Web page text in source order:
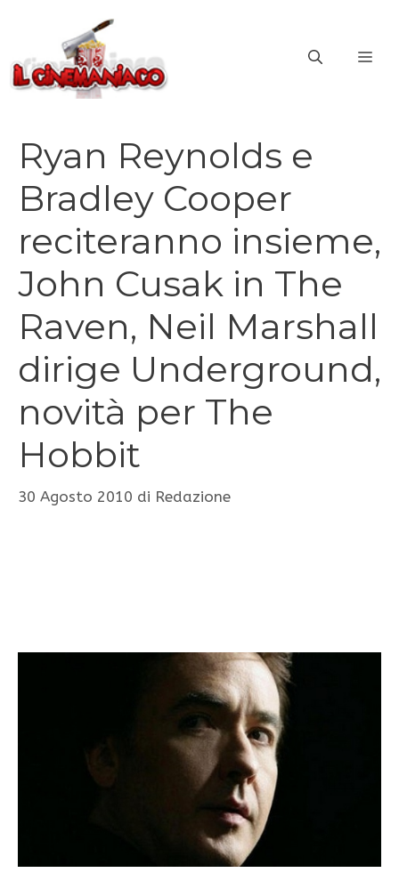
contenuto
Ryan Reynolds e
Bradley Cooper
reciteranno insieme,
John Cusak in The
Raven, Neil Marshall
dirige Underground,
novità per The
Hobbit
30 Agosto 2010 di Redazione